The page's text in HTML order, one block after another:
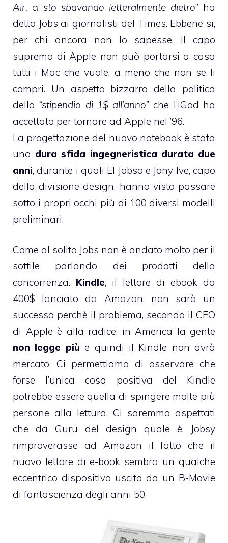
Air, ci sto sbavando letteralmente dietro” ha
detto Jobs ai giornalisti del Times. Ebbene si,
per chi ancora non lo sapesse, il capo
supremo di Apple non può portarsi a casa
tutti i Mac che vuole, a meno che non se li
compri. Un aspetto bizzarro della politica
dello “stipendio di 1$ all’anno” che l’iGod ha
accettato per tornare ad Apple nel ’96.
La progettazione del nuovo notebook è stata
una dura sfida ingegneristica durata due
anni, durante i quali El Jobso e Jony Ive, capo
della divisione design, hanno visto passare
sotto i propri occhi più di 100 diversi modelli
preliminari.
Come al solito Jobs non è andato molto per il
sottile parlando dei prodotti della
concorrenza. Kindle, il lettore di ebook da
400$ lanciato da Amazon, non sarà un
successo perchè il problema, secondo il CEO
di Apple è alla radice: in America la gente
non legge più e quindi il Kindle non avrà
mercato. Ci permettiamo di osservare che
forse l’unica cosa positiva del Kindle
potrebbe essere quella di spingere molte più
persone alla lettura. Ci saremmo aspettati
che da Guru del design quale è, Jobsy
rimproverasse ad Amazon il fatto che il
nuovo lettore di e-book sembra un qualche
eccentrico dispositivo uscito da un B-Movie
di fantascienza degli anni 50.